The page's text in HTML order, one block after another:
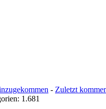
- Zuletzt
1.681